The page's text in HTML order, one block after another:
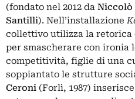
(fondato nel 2012 da Niccolò
Santilli). Nell’installazione
collettivo utilizza la retorica
per smascherare con ironia
competitività, figlie di una
soppiantato le strutture
Ceroni (Forlì, 1987)